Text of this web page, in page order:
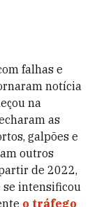
falhas e
notícia
na
as
galpões e
outros
de 2022,
se intensificou
o tráfego